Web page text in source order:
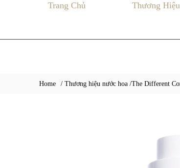
Trang Chủ Thương Hiệu
Home / Thương hiệu nước hoa /The Different